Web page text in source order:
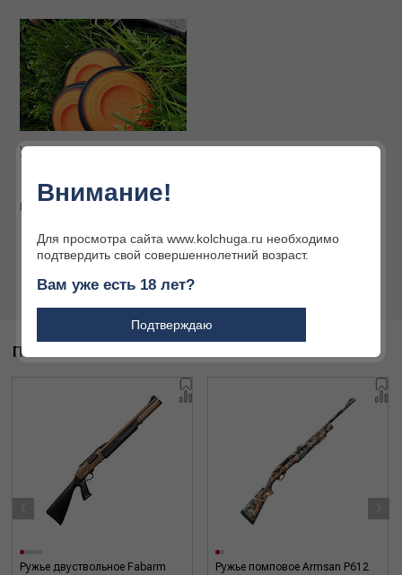
Услуги наших партнёров Интернет-магазин
ПОХОЖИЕ ТОВАРЫ
Ружье двуствольное Fabarm
Ружье помповое Armsan P612
‹ ›
Внимание!
Для просмотра сайта www.kolchuga.ru необходимо
подтвердить свой совершеннолетний возраст.
Вам уже есть 18 лет?
Подтверждаю